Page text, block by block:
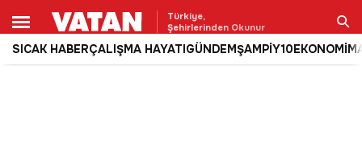
Türkiye,
Şehirlerinden Okunur
SICAK HABERÇALIŞMA HAYATIGÜNDEMŞAMPİY10EKONOMİ
Ara